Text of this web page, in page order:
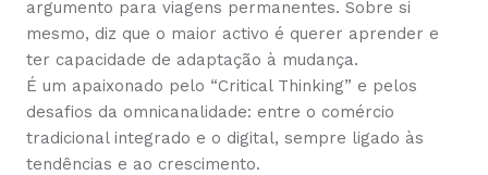
argumento para viagens permanentes. Sobre si
mesmo, diz que o maior activo é querer aprender e
ter capacidade de adaptação à mudança.
É um apaixonado pelo “Critical Thinking” e pelos
desafios da omnicanalidade: entre o comércio
tradicional integrado e o digital, sempre ligado às
tendências e ao crescimento.